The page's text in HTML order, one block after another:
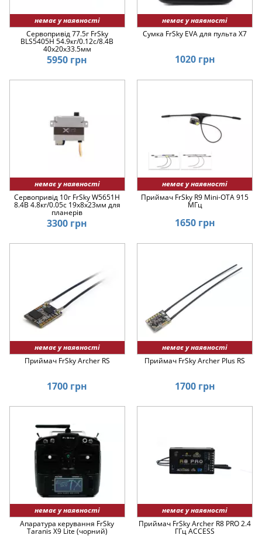
немає у наявності
Сервопривід 77.5г FrSky
BLS5405H 54.9кг/0.12с/8.4В
40x20x33.5мм
5950 грн
немає у наявності
Сумка FrSky EVA для пульта X7
1020 грн
немає у наявності
Сервопривід 10г FrSky W5651H
8.4В 4.8кг/0.05с 19x8x23мм для
планерів
3300 грн
немає у наявності
Приймач FrSky R9 Mini-OTA 915
МГц
1650 грн
немає у наявності
Приймач FrSky Archer RS
1700 грн
немає у наявності
Приймач FrSky Archer Plus RS
1700 грн
немає у наявності
Апаратура керування FrSky
Taranis X9 Lite (чорний)
немає у наявності
Приймач FrSky Archer R8 PRO 2.4
ГГц ACCESS